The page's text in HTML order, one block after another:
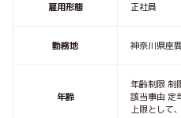
雇用形態 正社員
勤務地 神奈川県座
年齢
年齢制限 制
該当事由 定
上限として